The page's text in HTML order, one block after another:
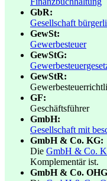
GbR:
Gesellschaft
GewSt:
Gewerbesteuer
GewStG:
GewStR:
GF:
Geschäftsführer
GmbH:
Gesellschaft mit
GmbH & Co. KG:
Die GmbH & Co.
Komplementär ist.
GmbH & Co.